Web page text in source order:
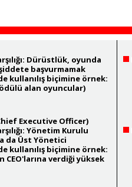
Dürüstlük, oyunda
başvurmamak
kullanılış biçimine örnek:
alan oyuncular)
Chief Executive Officer)
Yönetim Kurulu
da Üst Yönetici
kullanılış biçimine örnek:
CEO'larına verdiği yüksek